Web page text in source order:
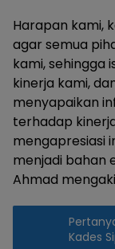
Harapan kami,
agar semua
kami, sehingga
kinerja kami,
menyapaikan
terhadap
mengapresiasi
menjadi bahan
Ahmad
Kades